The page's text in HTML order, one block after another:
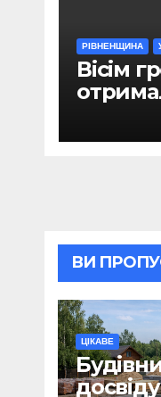
РІВНЕНЩИНА
Вісім
ВИ
ЦІКАВЕ